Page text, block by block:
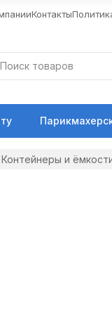
Контакты
Контейнеры и